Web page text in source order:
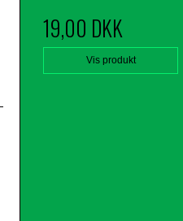
19,00 DKK
Vis produkt